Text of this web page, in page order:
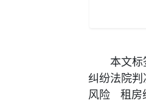
本文标
纠纷法院判
风险
租房